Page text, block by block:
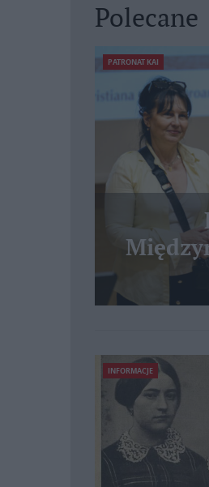
Polecane
PATRONAT KAI
INFORMACJE